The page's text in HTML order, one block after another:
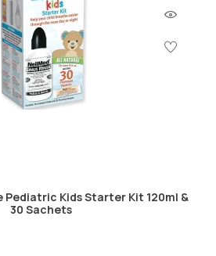
Pediatric Kids Starter Kit 120ml &
30 Sachets